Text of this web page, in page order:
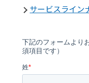
サービスライン